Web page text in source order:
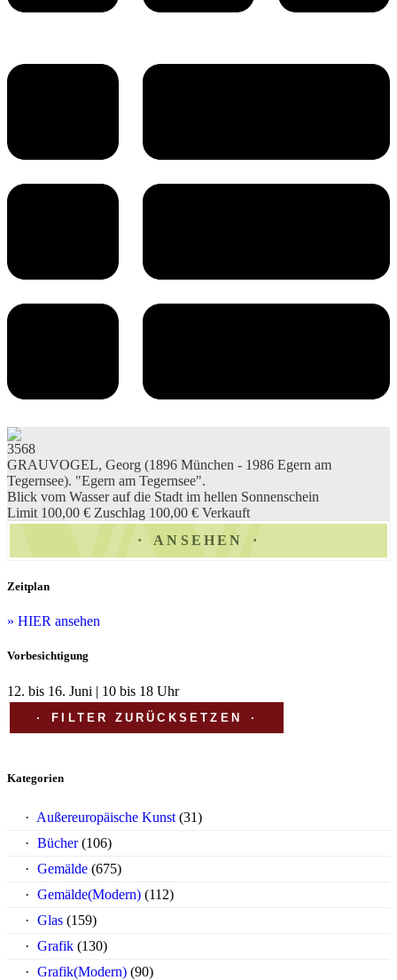
3568
GRAUVOGEL, Georg (1896 München - 1986 Egern am
Tegernsee). "Egern am Tegernsee".
Blick vom Wasser auf die Stadt im hellen Sonnenschein
Limit 100,00 € Zuschlag 100,00 € Verkauft
ANSEHEN
Zeitplan
» HIER ansehen
Vorbesichtigung
12. bis 16. Juni | 10 bis 18 Uhr
FILTER ZURÜCKSETZEN
Kategorien
Außereuropäische Kunst (31)
Bücher (106)
Gemälde (675)
Gemälde(Modern) (112)
Glas (159)
Grafik (130)
Grafik(Modern) (90)